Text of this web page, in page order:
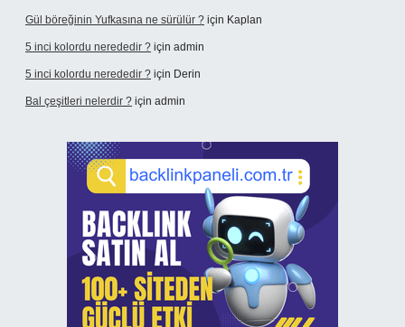
Gül böreğinin Yufkasına ne sürülür ? için Kaplan
5 inci kolordu nerededir ? için admin
5 inci kolordu nerededir ? için Derin
Bal çeşitleri nelerdir ? için admin